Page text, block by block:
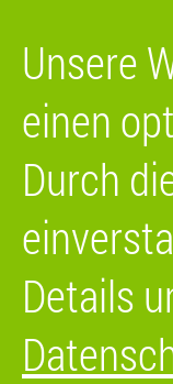
Unsere
einen
Durch
Details